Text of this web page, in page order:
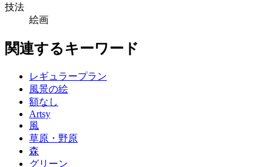
技法
絵画
関連するキーワード
レギュラープラン
風景の絵
額なし
Artsy
風
草原・野原
森
グリーン